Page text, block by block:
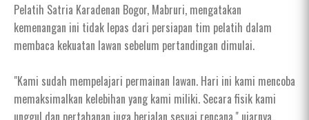
Pelatih Satria Karadenan Bogor, Mabruri, mengatakan
kemenangan ini tidak lepas dari persiapan tim pelatih dalam
membaca kekuatan lawan sebelum pertandingan dimulai.
"Kami sudah mempelajari permainan lawan. Hari ini kami mencoba
memaksimalkan kelebihan yang kami miliki. Secara fisik kami
unggul dan pertahanan juga berjalan sesuai rencana," ujarnya.